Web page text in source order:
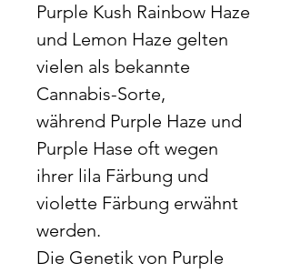
Purple Kush Rainbow Haze
und Lemon Haze gelten
vielen als bekannte
Cannabis-Sorte,
während Purple Haze und
Purple Hase oft wegen
ihrer lila Färbung und
violette Färbung erwähnt
werden.
Die Genetik von Purple